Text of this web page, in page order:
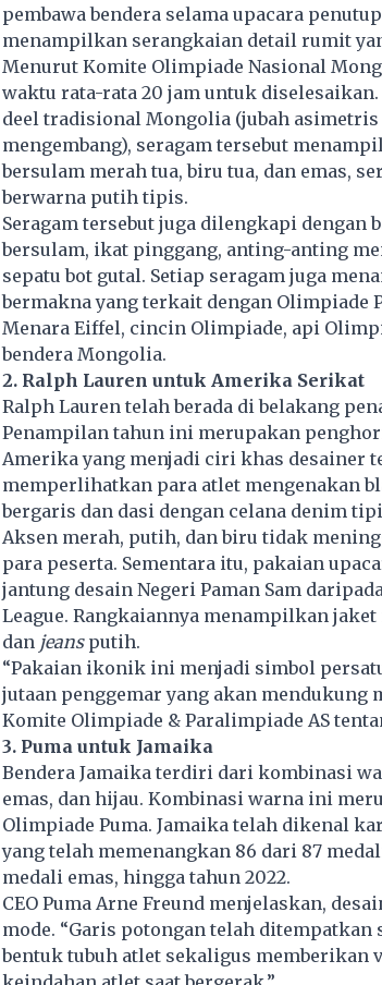
pembawa bendera selama upacara
menampilkan serangkaian detail rumit
Menurut Komite Olimpiade Nasional
waktu rata-rata 20 jam untuk
deel tradisional Mongolia (jubah
mengembang), seragam tersebut
bersulam merah tua, biru tua, dan emas,
berwarna putih tipis.
Seragam tersebut juga dilengkapi dengan
bersulam, ikat pinggang, anting-anting
sepatu bot gutal. Setiap seragam juga
bermakna yang terkait dengan Olimpiade
Menara Eiffel, cincin Olimpiade, api
bendera Mongolia.
2. Ralph Lauren untuk Amerika Serikat
Ralph Lauren telah berada di belakang
Penampilan tahun ini merupakan
Amerika yang menjadi ciri khas desainer
memperlihatkan para atlet mengenakan
bergaris dan dasi dengan celana denim
Aksen merah, putih, dan biru tidak
para peserta. Sementara itu, pakaian
jantung desain Negeri Paman Sam
League. Rangkaiannya menampilkan
dan jeansputih.
“Pakaian ikonik ini menjadi simbol
jutaan penggemar yang akan mendukung
Komite Olimpiade & Paralimpiade AS
3. Puma untuk Jamaika
Bendera Jamaika terdiri dari kombinasi
emas, dan hijau. Kombinasi warna ini
Olimpiade Puma. Jamaika telah dikenal
yang telah memenangkan 86 dari 87
medali emas, hingga tahun 2022.
CEO Puma Arne Freund menjelaskan,
mode. “Garis potongan telah
bentuk tubuh atlet sekaligus memberikan